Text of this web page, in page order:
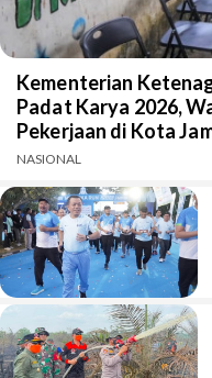
Kementerian
Padat Karya 2026,
Pekerjaan di Kota
NASIONAL